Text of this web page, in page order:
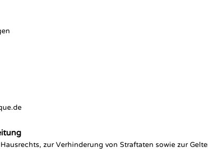
zur Verhinderung von Straftaten sowie zur